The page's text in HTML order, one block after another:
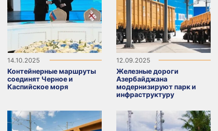
14.10.2025
Контейнерные маршруты
соединят Черное и
Каспийское моря
12.09.2025
Железные дороги
Азербайджана
модернизируют парк и
инфраструктуру